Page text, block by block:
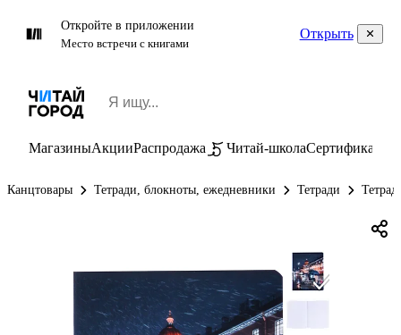
Откройте в приложении
Место встречи с книгами
Открыть
МагазиныАкцииРаспродажа Читай-школаСертификаты
Канцтовары Тетради, блокноты, ежедневники Тетради